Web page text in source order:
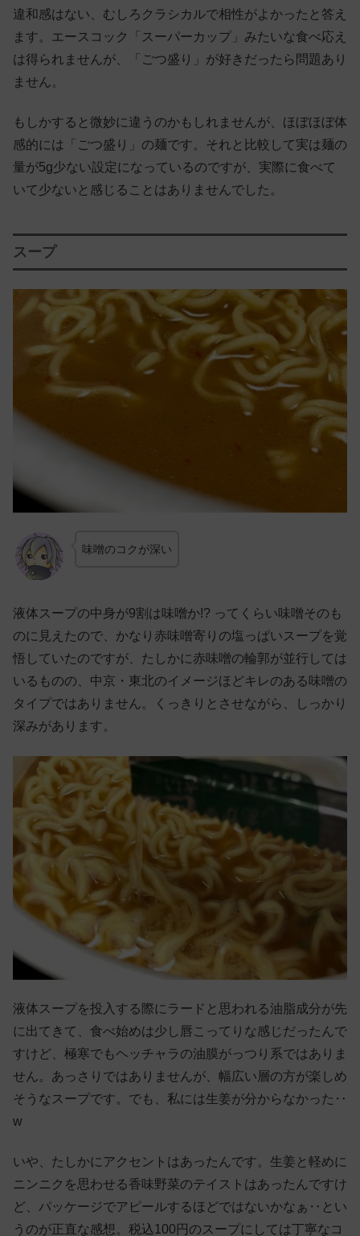
違和感はない、むしろクラシカルで相性がよかったと答え
ます。エースコック「スーパーカップ」みたいな食べ応え
は得られませんが、「ごつ盛り」が好きだったら問題あり
ません。
もしかすると微妙に違うのかもしれませんが、ほぼほぼ体
感的には「ごつ盛り」の麺です。それと比較して実は麺の
量が5g少ない設定になっているのですが、実際に食べて
いて少ないと感じることはありませんでした。
スープ
味噌のコクが深い
液体スープの中身が9割は味噌か!? ってくらい味噌そのも
のに見えたので、かなり赤味噌寄りの塩っぱいスープを覚
悟していたのですが、たしかに赤味噌の輪郭が並行しては
いるものの、中京・東北のイメージほどキレのある味噌の
タイプではありません。くっきりとさせながら、しっかり
深みがあります。
液体スープを投入する際にラードと思われる油脂成分が先
に出てきて、食べ始めは少し唇こってりな感じだったんで
すけど、極寒でもヘッチャラの油膜がっつり系ではありま
せん。あっさりではありませんが、幅広い層の方が楽しめ
そうなスープです。でも、私には生姜が分からなかった‥
w
いや、たしかにアクセントはあったんです。生姜と軽めに
ニンニクを思わせる香味野菜のテイストはあったんですけ
ど、パッケージでアピールするほどではないかなぁ‥とい
うのが正直な感想。税込100円のスープにしては丁寧なコ